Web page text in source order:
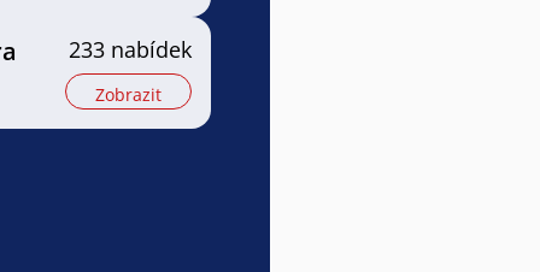
233 nabídek
Zobrazit